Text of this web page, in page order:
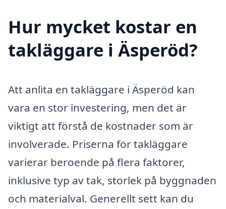
Hur mycket kostar en
takläggare i Äsperöd?
Att anlita en takläggare i Äsperöd kan
vara en stor investering, men det är
viktigt att förstå de kostnader som är
involverade. Priserna för takläggare
varierar beroende på flera faktorer,
inklusive typ av tak, storlek på byggnaden
och materialval. Generellt sett kan du